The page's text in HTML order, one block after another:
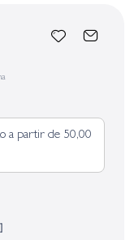
a partir de 50,00
]